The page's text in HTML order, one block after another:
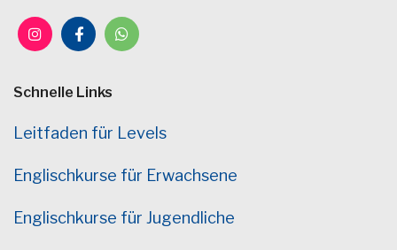
Schnelle Links
Leitfaden für Levels
Englischkurse für Erwachsene
Englischkurse für Jugendliche